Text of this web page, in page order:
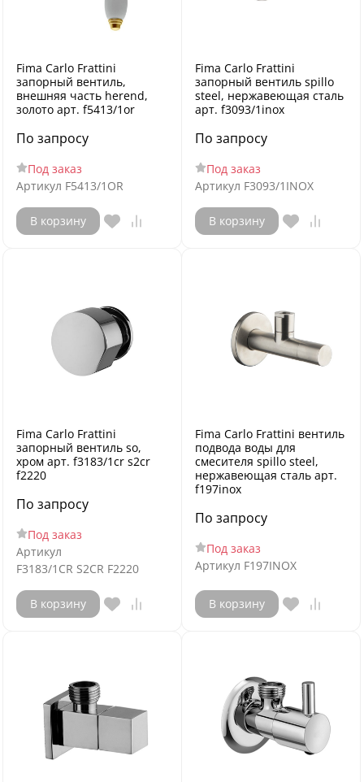
Fima Carlo Frattini
запорный вентиль,
внешняя часть herend,
золото арт. f5413/1or
По запросу
Под заказ
Артикул F5413/1OR
В корзину
Fima Carlo Frattini
запорный вентиль spillo
steel, нержавеющая сталь
арт. f3093/1inox
По запросу
Под заказ
Артикул F3093/1INOX
В корзину
Fima Carlo Frattini
запорный вентиль so,
хром арт. f3183/1cr s2cr
f2220
По запросу
Под заказ
Артикул
F3183/1CR S2CR F2220
В корзину
Fima Carlo Frattini вентиль
подвода воды для
смесителя spillo steel,
нержавеющая сталь арт.
f197inox
По запросу
Под заказ
Артикул F197INOX
В корзину